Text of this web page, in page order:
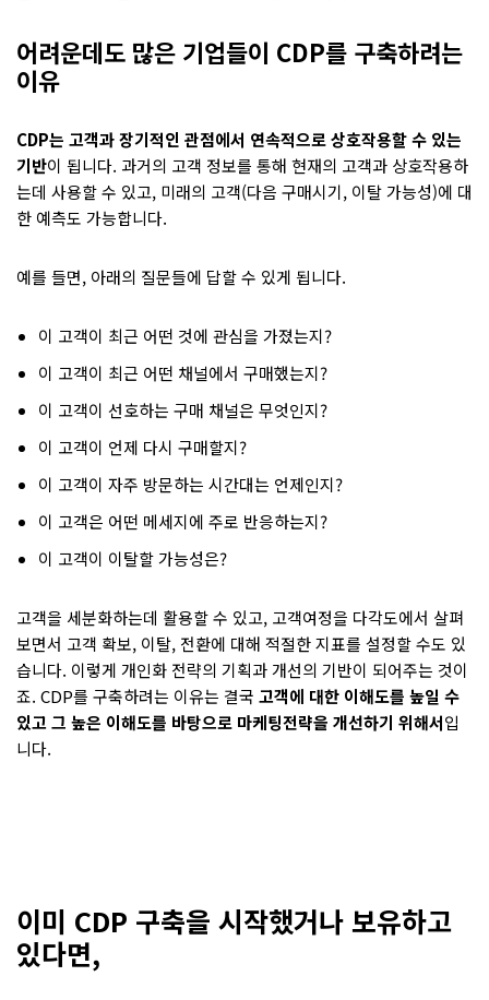
어려운데도 많은 기업들이 CDP를 구축하려는
이유
CDP는 고객과 장기적인 관점에서 연속적으로 상호작용할 수 있는
기반이 됩니다. 과거의 고객 정보를 통해 현재의 고객과 상호작용하
는데 사용할 수 있고, 미래의 고객(다음 구매시기, 이탈 가능성)에 대
한 예측도 가능합니다.
예를 들면, 아래의 질문들에 답할 수 있게 됩니다.
이 고객이 최근 어떤 것에 관심을 가졌는지?
이 고객이 최근 어떤 채널에서 구매했는지?
이 고객이 선호하는 구매 채널은 무엇인지?
이 고객이 언제 다시 구매할지?
이 고객이 자주 방문하는 시간대는 언제인지?
이 고객은 어떤 메세지에 주로 반응하는지?
이 고객이 이탈할 가능성은?
고객을 세분화하는데 활용할 수 있고, 고객여정을 다각도에서 살펴
보면서 고객 확보, 이탈, 전환에 대해 적절한 지표를 설정할 수도 있
습니다. 이렇게 개인화 전략의 기획과 개선의 기반이 되어주는 것이
죠. CDP를 구축하려는 이유는 결국 고객에 대한 이해도를 높일 수
있고 그 높은 이해도를 바탕으로 마케팅전략을 개선하기 위해서입
니다.
이미 CDP 구축을 시작했거나 보유하고
있다면,